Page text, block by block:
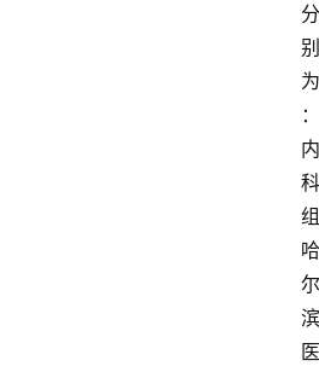
分
别
为
：
内
科
组
哈
尔
滨
医